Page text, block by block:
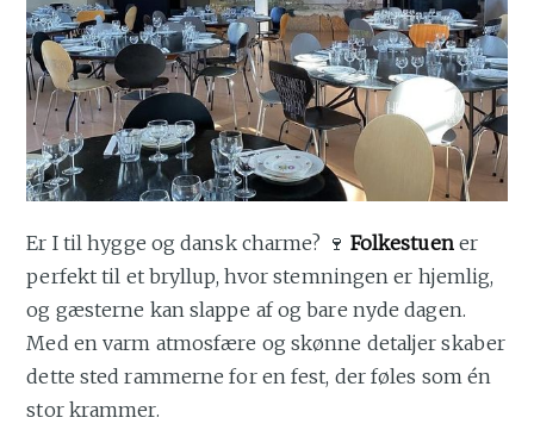
Er I til hygge og dansk charme? 🍷 Folkestuener
perfekt til et bryllup, hvor stemningen er hjemlig,
og gæsterne kan slappe af og bare nyde dagen.
Med en varm atmosfære og skønne detaljer skaber
dette sted rammerne for en fest, der føles som én
stor krammer.